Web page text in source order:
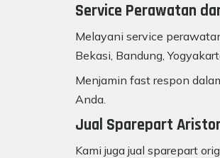
Service Perawatan
Melayani service
Bekasi, Bandung,
Menjamin fast respon
Anda.
Jual Sparepart
Kami juga jual sparepart